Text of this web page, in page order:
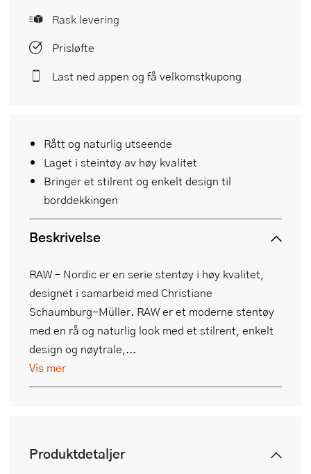
Rått og naturlig utseende
Laget i steintøy av høy kvalitet
Bringer et stilrent og enkelt design til
borddekkingen
Beskrivelse
RAW – Nordic er en serie stentøy i høy kvalitet,
designet i samarbeid med Christiane
Schaumburg-Müller. RAW er et moderne stentøy
med en rå og naturlig look med et stilrent, enkelt
design og nøytrale,...
Vis mer
Rask levering
Prisløfte
Last ned appen og få velkomstkupong
Produktdetaljer